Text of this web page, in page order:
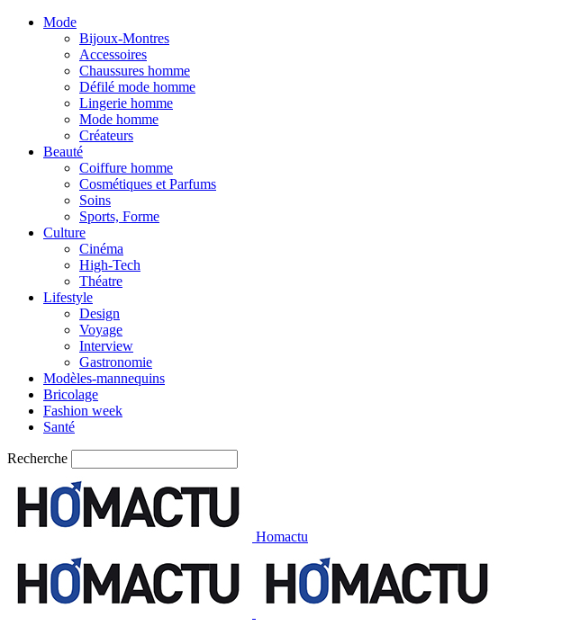
Mode
Bijoux-Montres
Accessoires
Chaussures homme
Défilé mode homme
Lingerie homme
Mode homme
Créateurs
Beauté
Coiffure homme
Cosmétiques et Parfums
Soins
Sports, Forme
Culture
Cinéma
High-Tech
Théatre
Lifestyle
Design
Voyage
Interview
Gastronomie
Modèles-mannequins
Bricolage
Fashion week
Santé
Recherche
Homactu